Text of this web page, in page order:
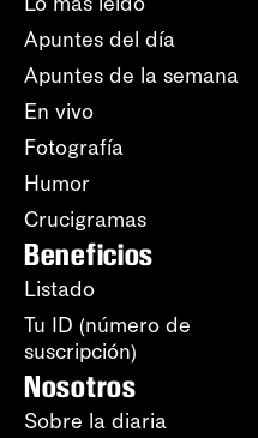
Apuntes del día
Apuntes de la semana
En vivo
Fotografía
Humor
Crucigramas
Beneficios
Listado
Tu ID (número de
suscripción)
Nosotros
Sobre la diaria